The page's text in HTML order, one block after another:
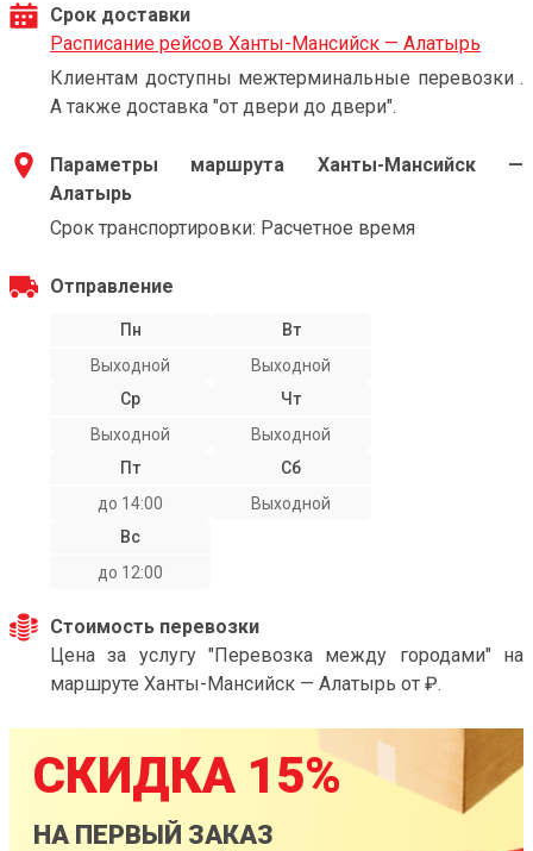
Срок доставки
Расписание рейсов Ханты-Мансийск — Алатырь
Клиентам доступны межтерминальные перевозки .
А также доставка "от двери до двери".
Параметры маршрута Ханты-Мансийск —
Алатырь
Срок транспортировки: Расчетное время
Отправление
Пн
Выходной
Вт
Выходной
Ср
Выходной
Чт
Выходной
Пт
до 14:00
Сб
Выходной
Вс
до 12:00
Стоимость перевозки
Цена за услугу "Перевозка между городами" на
маршруте Ханты-Мансийск — Алатырь от ₽.
СКИДКА 15%
НА ПЕРВЫЙ ЗАКАЗ